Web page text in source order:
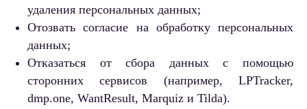
удаления персональных данных;
Отозвать согласие на обработку персональных
данных;
Отказаться от сбора данных с помощью
сторонних сервисов (например, LPTracker,
dmp.one, WantResult, Marquiz и Tilda).